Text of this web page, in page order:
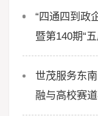
“四通四到政
暨第140期“
世茂服务东
融与高校赛